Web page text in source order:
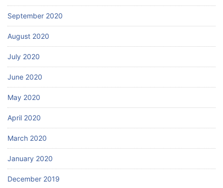
September 2020
August 2020
July 2020
June 2020
May 2020
April 2020
March 2020
January 2020
December 2019